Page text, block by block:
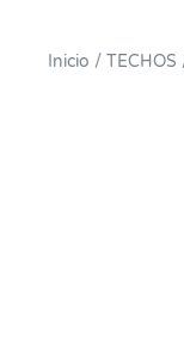
Inicio / TECHOS